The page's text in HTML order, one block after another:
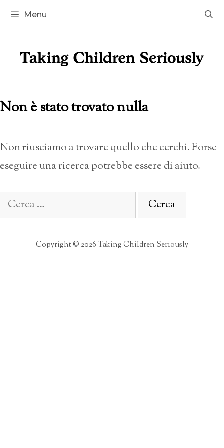
Vai
Menu
Non è stato trovato nulla
Non riusciamo a trovare quello che cerchi. Forse
eseguire una ricerca potrebbe essere di aiuto.
Ricerca
per:
Copyright © 2026 Taking Children Seriously